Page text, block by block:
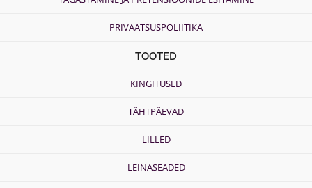
PRIVAATSUSPOLIITIKA
TOOTED
KINGITUSED
TÄHTPÄEVAD
LILLED
LEINASEADED